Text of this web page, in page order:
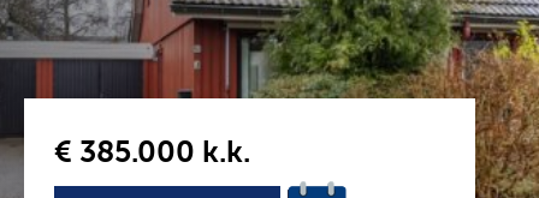
€ 385.000 k.k.